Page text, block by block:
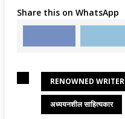
Share this on WhatsApp
RENOWNED WRITER
अध्ययनशील साहित्यकार